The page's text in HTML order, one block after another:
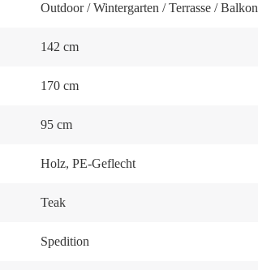
Outdoor / Wintergarten / Terrasse / Balkon
142 cm
170 cm
95 cm
Holz, PE-Geflecht
Teak
Spedition